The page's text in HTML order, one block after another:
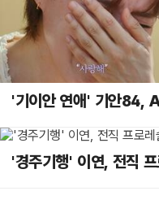
'기이안 연애' 기안84,
'경주기행' 이연, 전직